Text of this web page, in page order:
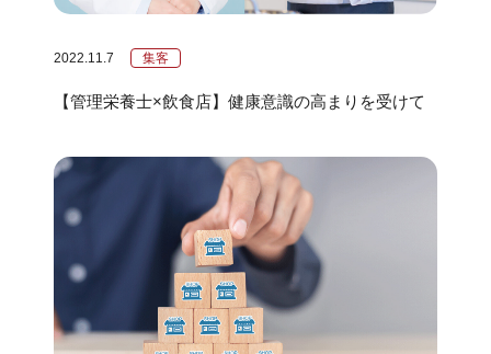
2022.11.7 集客
【管理栄養士×飲食店】健康意識の高まりを受けて